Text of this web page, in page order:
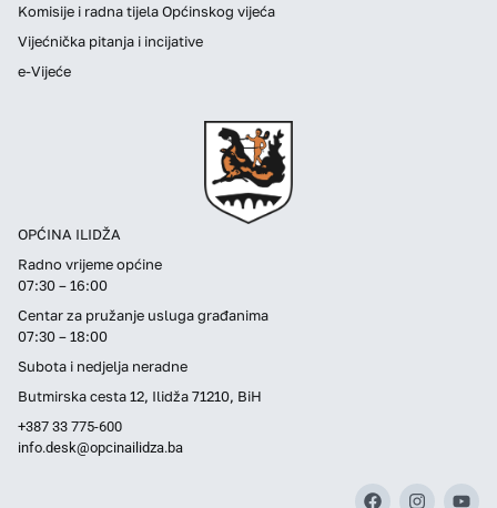
OPĆINA ILIDŽA
Radno vrijeme općine
07:30 – 16:00
Centar za pružanje usluga građanima
07:30 – 18:00
Subota i nedjelja neradne
Butmirska cesta 12, Ilidža 71210, BiH
+387 33 775-600
info.desk@opcinailidza.ba
Komisije i radna tijela Općinskog vijeća
Vijećnička pitanja i incijative
e-Vijeće